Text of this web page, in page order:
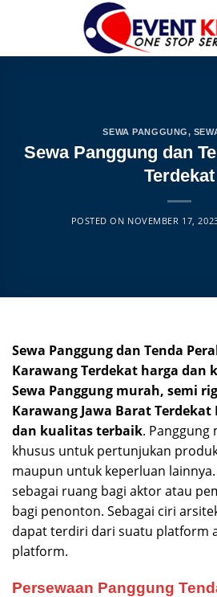
SEWA PANGGUNG,
Sewa Panggung dan
Terdekat
POSTED ON NOVEMBER 17,
Sewa Panggung dan Tenda
Karawang Terdekat harga dan
Sewa Panggung murah, semi
Karawang Jawa Barat
dan kualitas terbaik. Panggung
khusus untuk pertunjukan
maupun untuk keperluan
sebagai ruang bagi aktor atau
bagi penonton. Sebagai ciri
dapat terdiri dari suatu platform
platform.
Persewaan Panggung